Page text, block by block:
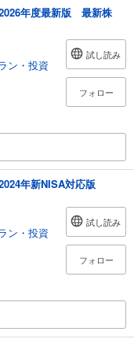
年度最新版 最新株
ン・投資
試し読み
フォロー
年新NISA対応版
ン・投資
試し読み
フォロー